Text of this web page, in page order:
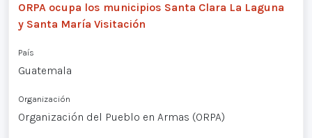
ORPA ocupa los municipios Santa Clara La Laguna
y Santa María Visitación
País
Guatemala
Organización
Organización del Pueblo en Armas (ORPA)